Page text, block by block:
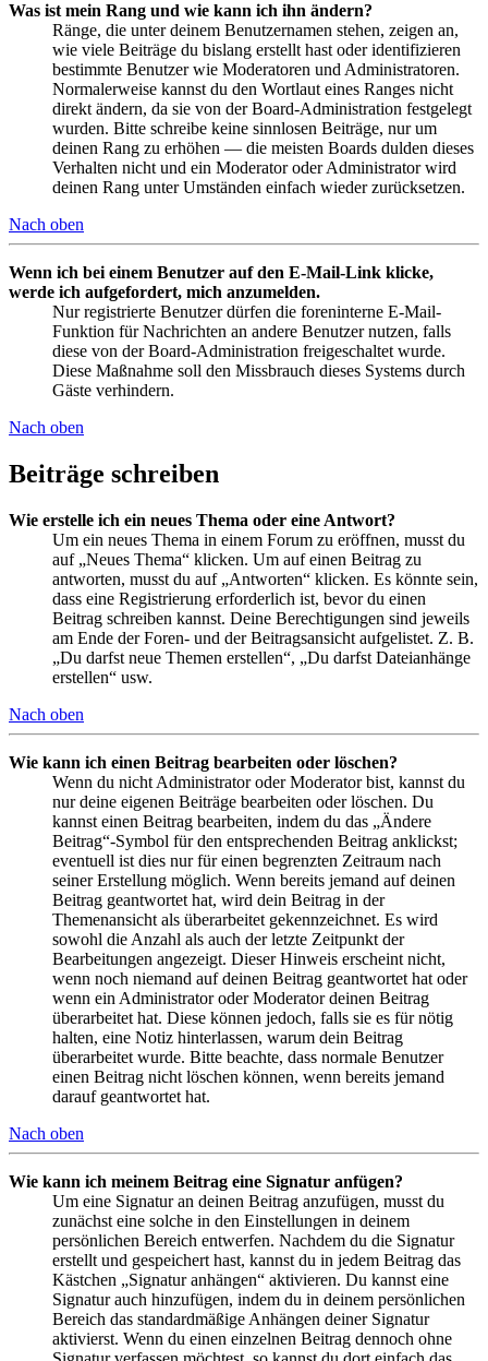
Was ist mein Rang und wie kann ich ihn ändern?
Ränge, die unter deinem Benutzernamen stehen, zeigen an,
wie viele Beiträge du bislang erstellt hast oder identifizieren
bestimmte Benutzer wie Moderatoren und Administratoren.
Normalerweise kannst du den Wortlaut eines Ranges nicht
direkt ändern, da sie von der Board-Administration festgelegt
wurden. Bitte schreibe keine sinnlosen Beiträge, nur um
deinen Rang zu erhöhen — die meisten Boards dulden dieses
Verhalten nicht und ein Moderator oder Administrator wird
deinen Rang unter Umständen einfach wieder zurücksetzen.
Nach oben
Wenn ich bei einem Benutzer auf den E-Mail-Link klicke,
werde ich aufgefordert, mich anzumelden.
Nur registrierte Benutzer dürfen die foreninterne E-Mail-
Funktion für Nachrichten an andere Benutzer nutzen, falls
diese von der Board-Administration freigeschaltet wurde.
Diese Maßnahme soll den Missbrauch dieses Systems durch
Gäste verhindern.
Nach oben
Beiträge schreiben
Wie erstelle ich ein neues Thema oder eine Antwort?
Um ein neues Thema in einem Forum zu eröffnen, musst du
auf „Neues Thema“ klicken. Um auf einen Beitrag zu
antworten, musst du auf „Antworten“ klicken. Es könnte sein,
dass eine Registrierung erforderlich ist, bevor du einen
Beitrag schreiben kannst. Deine Berechtigungen sind jeweils
am Ende der Foren- und der Beitragsansicht aufgelistet. Z. B.
„Du darfst neue Themen erstellen“, „Du darfst Dateianhänge
erstellen“ usw.
Nach oben
Wie kann ich einen Beitrag bearbeiten oder löschen?
Wenn du nicht Administrator oder Moderator bist, kannst du
nur deine eigenen Beiträge bearbeiten oder löschen. Du
kannst einen Beitrag bearbeiten, indem du das „Ändere
Beitrag“-Symbol für den entsprechenden Beitrag anklickst;
eventuell ist dies nur für einen begrenzten Zeitraum nach
seiner Erstellung möglich. Wenn bereits jemand auf deinen
Beitrag geantwortet hat, wird dein Beitrag in der
Themenansicht als überarbeitet gekennzeichnet. Es wird
sowohl die Anzahl als auch der letzte Zeitpunkt der
Bearbeitungen angezeigt. Dieser Hinweis erscheint nicht,
wenn noch niemand auf deinen Beitrag geantwortet hat oder
wenn ein Administrator oder Moderator deinen Beitrag
überarbeitet hat. Diese können jedoch, falls sie es für nötig
halten, eine Notiz hinterlassen, warum dein Beitrag
überarbeitet wurde. Bitte beachte, dass normale Benutzer
einen Beitrag nicht löschen können, wenn bereits jemand
darauf geantwortet hat.
Nach oben
Wie kann ich meinem Beitrag eine Signatur anfügen?
Um eine Signatur an deinen Beitrag anzufügen, musst du
zunächst eine solche in den Einstellungen in deinem
persönlichen Bereich entwerfen. Nachdem du die Signatur
erstellt und gespeichert hast, kannst du in jedem Beitrag das
Kästchen „Signatur anhängen“ aktivieren. Du kannst eine
Signatur auch hinzufügen, indem du in deinem persönlichen
Bereich das standardmäßige Anhängen deiner Signatur
aktivierst. Wenn du einen einzelnen Beitrag dennoch ohne